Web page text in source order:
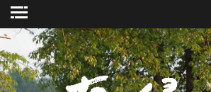
Skip
to
content